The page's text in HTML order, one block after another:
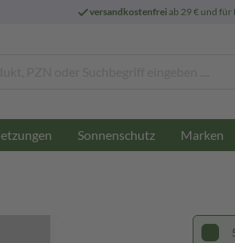
versandkostenfreiab 29 € und für
Sonnenschutz Marken